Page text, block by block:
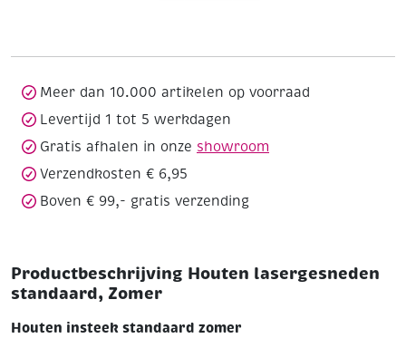
Meer dan 10.000 artikelen op voorraad
Levertijd 1 tot 5 werkdagen
Gratis afhalen in onze showroom
Verzendkosten € 6,95
Boven € 99,- gratis verzending
Productbeschrijving Houten lasergesneden
standaard, Zomer
Houten insteek standaard zomer